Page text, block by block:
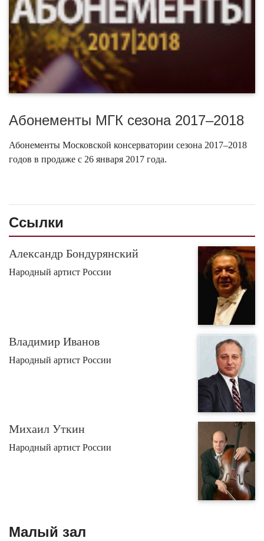
Абонементы МГК сезона 2017–2018
Абонементы Московской консерватории сезона 2017–2018
годов в продаже с 26 января 2017 года.
Ссылки
Александр Бондурянский
Народный артист России
Владимир Иванов
Народный артист России
Михаил Уткин
Народный артист России
Малый зал